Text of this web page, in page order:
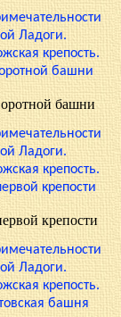
башни
крепости